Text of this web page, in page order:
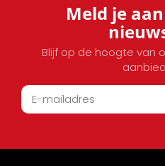
Meld je
Blijf op de hoogte van